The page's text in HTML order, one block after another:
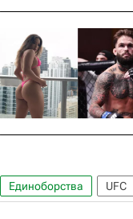
Единоборства UFC